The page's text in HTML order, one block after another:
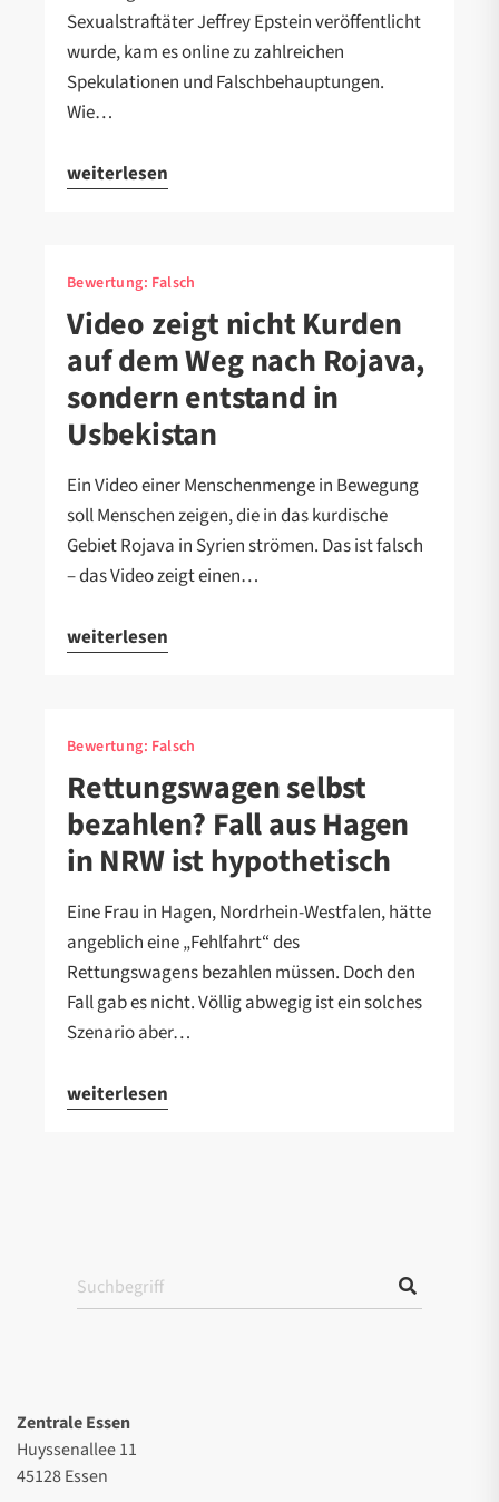
Sexualstraftäter Jeffrey Epstein veröffentlicht
wurde, kam es online zu zahlreichen
Spekulationen und Falschbehauptungen.
Wie…
weiterlesen
Bewertung: Falsch
Video zeigt nicht Kurden
auf dem Weg nach Rojava,
sondern entstand in
Usbekistan
Ein Video einer Menschenmenge in Bewegung
soll Menschen zeigen, die in das kurdische
Gebiet Rojava in Syrien strömen. Das ist falsch
– das Video zeigt einen…
weiterlesen
Bewertung: Falsch
Rettungswagen selbst
bezahlen? Fall aus Hagen
in NRW ist hypothetisch
Eine Frau in Hagen, Nordrhein-Westfalen, hätte
angeblich eine „Fehlfahrt“ des
Rettungswagens bezahlen müssen. Doch den
Fall gab es nicht. Völlig abwegig ist ein solches
Szenario aber…
weiterlesen
Zentrale Essen
Huyssenallee 11
45128 Essen